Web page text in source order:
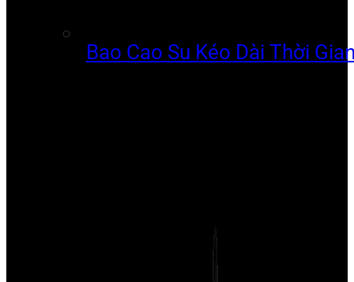
Bao Cao Su Kéo Dài Thời